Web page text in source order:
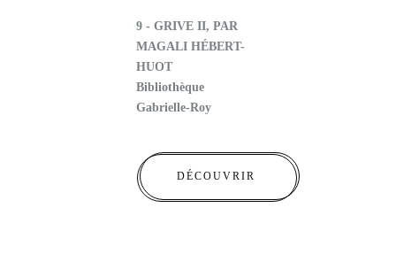
9 - GRIVE II, PAR
MAGALI HÉBERT-
HUOT
Bibliothèque
Gabrielle-Roy
DÉCOUVRIR